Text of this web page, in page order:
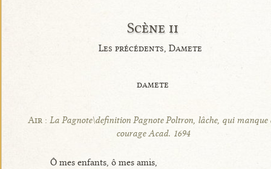
Scène ii
Les précédents, Damete
damete
Air : La Pagnote\definition Pagnote Poltron, lâche, qui manque
courage Acad. 1694
Ô mes enfants, ô mes amis,